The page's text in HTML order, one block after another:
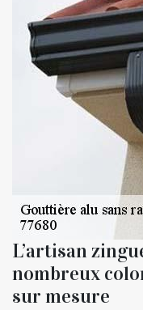
L’artisan
nombreux
sur mesure